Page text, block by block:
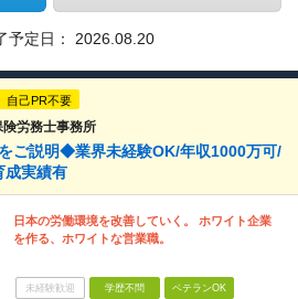
予定日： 2026.08.20
自己PR不要
労務士事務所
ご説明◆業界未経験OK/年収1000万可/
成実績有
日本の労働環境を改善していく。 ホワイト企業
を作る、ホワイトな営業職。
未経験歓迎 学歴不問 ベテランOK